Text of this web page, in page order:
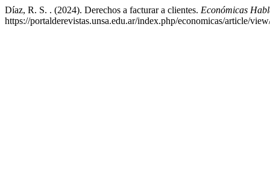
Díaz, R. S. . (2024). Derechos a facturar a clientes. Económicas
https://portalderevistas.unsa.edu.ar/index.php/economicas/article/